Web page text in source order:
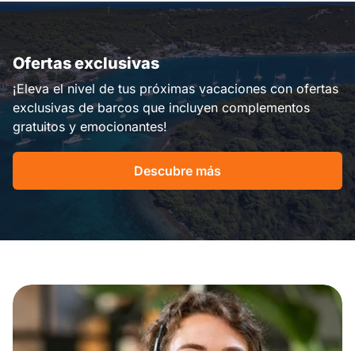
Ofertas exclusivas
¡Eleva el nivel de tus próximas vacaciones con ofertas
exclusivas de barcos que incluyen complementos
gratuitos y emocionantes!
Descubre más